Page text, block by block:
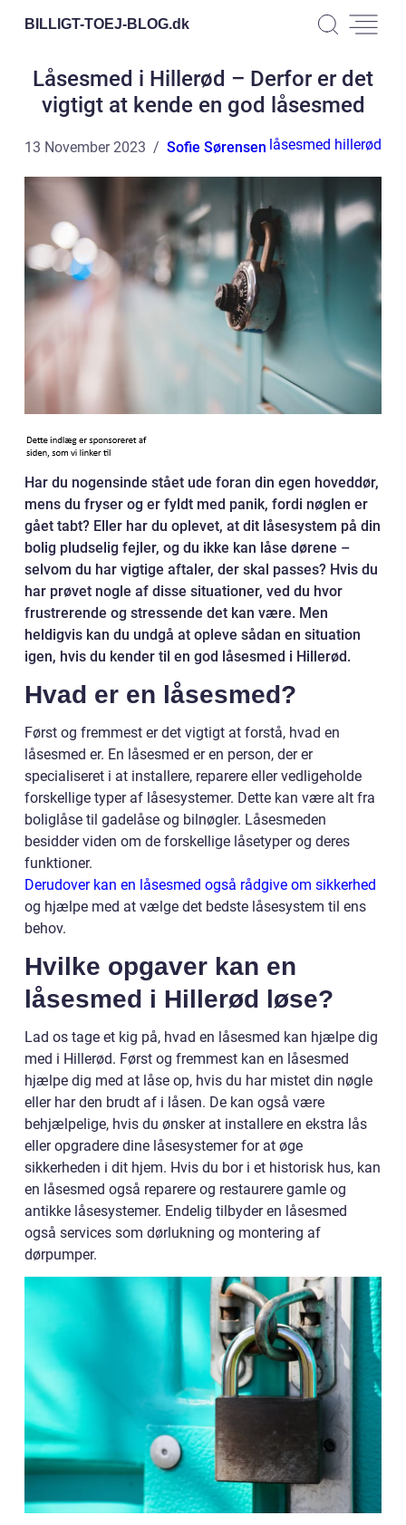
BILLIGT-TOEJ-BLOG.dk
Låsesmed i Hillerød – Derfor er det
vigtigt at kende en god låsesmed
13 November 2023 Sofie Sørensen låsesmed hillerød
Har du nogensinde stået ude foran din egen hoveddør,
mens du fryser og er fyldt med panik, fordi nøglen er
gået tabt? Eller har du oplevet, at dit låsesystem på din
bolig pludselig fejler, og du ikke kan låse dørene –
selvom du har vigtige aftaler, der skal passes? Hvis du
har prøvet nogle af disse situationer, ved du hvor
frustrerende og stressende det kan være. Men
heldigvis kan du undgå at opleve sådan en situation
igen, hvis du kender til en god låsesmed i Hillerød.
Hvad er en låsesmed?
Først og fremmest er det vigtigt at forstå, hvad en
låsesmed er. En låsesmed er en person, der er
specialiseret i at installere, reparere eller vedligeholde
forskellige typer af låsesystemer. Dette kan være alt fra
boliglåse til gadelåse og bilnøgler. Låsesmeden
besidder viden om de forskellige låsetyper og deres
funktioner.
Derudover kan en låsesmed også rådgive om sikkerhed
og hjælpe med at vælge det bedste låsesystem til ens
behov.
Hvilke opgaver kan en
låsesmed i Hillerød løse?
Lad os tage et kig på, hvad en låsesmed kan hjælpe dig
med i Hillerød. Først og fremmest kan en låsesmed
hjælpe dig med at låse op, hvis du har mistet din nøgle
eller har den brudt af i låsen. De kan også være
behjælpelige, hvis du ønsker at installere en ekstra lås
eller opgradere dine låsesystemer for at øge
sikkerheden i dit hjem. Hvis du bor i et historisk hus, kan
en låsesmed også reparere og restaurere gamle og
antikke låsesystemer. Endelig tilbyder en låsesmed
også services som dørlukning og montering af
dørpumper.